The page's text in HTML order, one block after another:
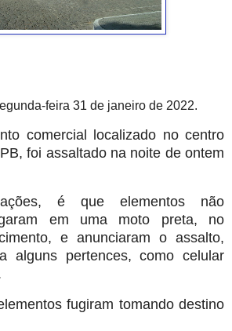
feira 31 de janeiro de 2022.
comercial localizado no centro
foi assaltado na noite de ontem
é que elementos não
em uma moto preta, no
e anunciaram o assalto,
alguns pertences, como celular
fugiram tomando destino